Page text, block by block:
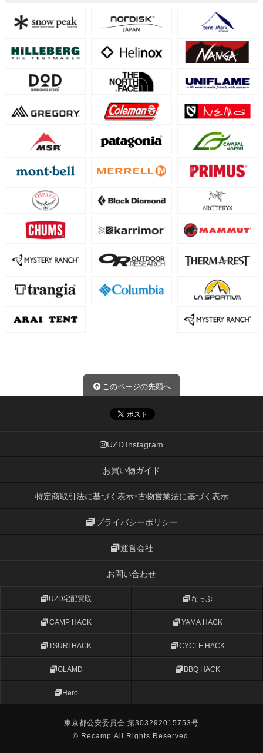
このページの先頭へ
UZD Instagram
お買い物ガイド
特定商取引法に基づく表示・古物営業法に基づく表示
プライバシーポリシー
運営会社
お問い合わせ
UZD宅配買取 なっぷ
CAMP HACK YAMA HACK
TSURI HACK CYCLE HACK
GLAMD BBQ HACK
Hero
東京都公安委員会 第303292015753号
© Recamp All Rights Reserved.